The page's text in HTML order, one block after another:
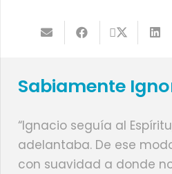
Sabiamente
“Ignacio seguía al
adelantaba. De ese
con suavidad a donde